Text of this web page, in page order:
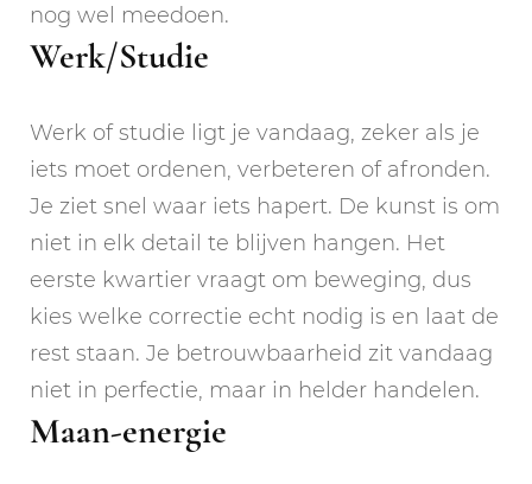
nog wel meedoen.
Werk/Studie
Werk of studie ligt je vandaag, zeker als je
iets moet ordenen, verbeteren of afronden.
Je ziet snel waar iets hapert. De kunst is om
niet in elk detail te blijven hangen. Het
eerste kwartier vraagt om beweging, dus
kies welke correctie echt nodig is en laat de
rest staan. Je betrouwbaarheid zit vandaag
niet in perfectie, maar in helder handelen.
Maan-energie